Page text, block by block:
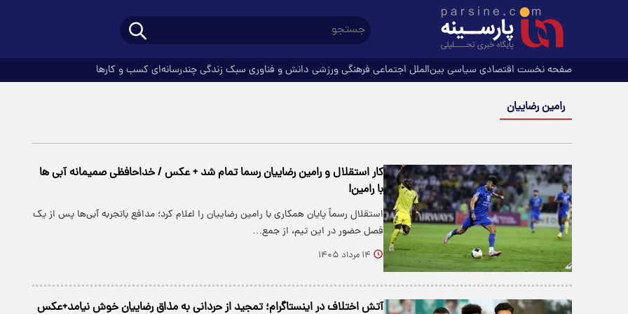
صفحه نخست اقتصادی سیاسی بین‌الملل اجتماعی فرهنگیورزشی دانش و فناوری سبک زندگیچندرسانه‌ای کسب و کارها
رامین رضاییان
کار استقلال و رامین رضاییان رسما تمام شد + عکس / خداحافظی صمیمانه آبی ها
با رامین!
استقلال رسماً پایان همکاری با رامین رضاییان را اعلام کرد؛ مدافع باتجربه آبی‌ها پس از یک
فصل حضور در این تیم، از جمع…
۱۴ مرداد ۱۴۰۵
آتش اختلاف در اینستاگرام؛ تمجید از حردانی به مذاق رضاییان خوش نیامد+عکس